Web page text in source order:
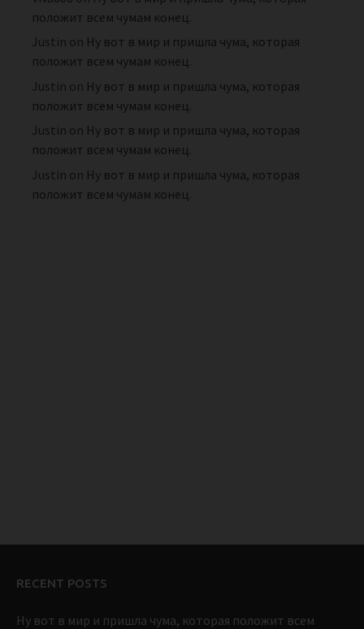
положит всем чумам конец.
Justin on Ну вот в мир и пришла чума, которая
положит всем чумам конец.
Justin on Ну вот в мир и пришла чума, которая
положит всем чумам конец.
Justin on Ну вот в мир и пришла чума, которая
положит всем чумам конец.
Justin on Ну вот в мир и пришла чума, которая
положит всем чумам конец.
RECENT POSTS
Ну вот в мир и пришла чума, которая положит всем